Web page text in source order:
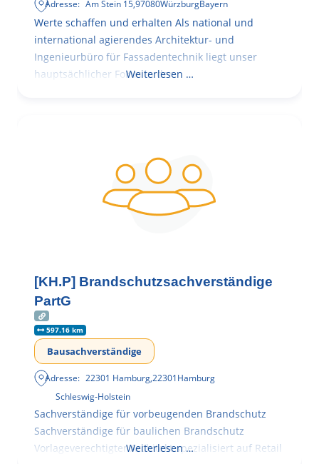
Adresse: Am Stein 15,97080WürzburgBayern
Werte schaffen und erhalten Als national und
international agierendes Architektur- und
Ingenieurbüro für Fassadentechnik liegt unser
hauptsächlicher Fokus in der
Weiterlesen …
[KH.P] Brandschutzsachverständige
PartG
597.16 km
Bausachverständige
Adresse: 22301 Hamburg,22301Hamburg
Schleswig-Holstein
Sachverständige für vorbeugenden Brandschutz
Sachverständige für baulichen Brandschutz
Vorlageverechtigter Architekt spezialisiert auf Retail
Weiterlesen …